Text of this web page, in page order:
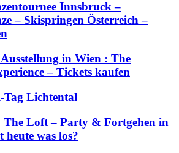
Innsbruck –
– Skispringen Österreich –
in Wien : The
– Tickets kaufen
Lichtental
The Loft – Party & Fortgehen in
heute was los?